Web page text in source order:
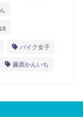
バイク女子
藤原かんいち
ダー